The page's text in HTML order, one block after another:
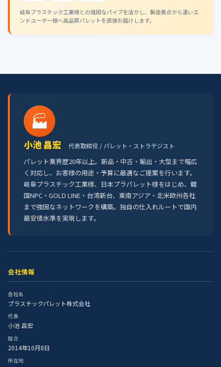
岐阜プラスチック工業様との強固なパイプを活かし、製造拠点から遠いエ
ンドユーザー様へ高品質パレットを直接お届けします。
🏭
小池 昌宏 代表取締役 / パレット・ストラテジスト
パレット業界歴20年以上。新品・中古・輸出・大型まで幅広
く対応し、お客様の用途・予算に最適なご提案を行います。
岐阜プラスチック工業様、日本プラパレット様をはじめ、韓
国NPC・GOLD LINE・台湾新台、東南アジア・北米欧州各社
まで強固なネットワークを構築。独自の仕入れルートで国内
最安値水準を実現します。
会社情報
会社名
プラスチックパレット株式会社
代表
小池 昌宏
設立
2014年10月8日
所在地